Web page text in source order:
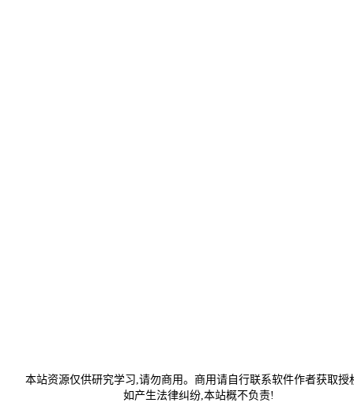
本站资源仅供研究学习,请勿商用。商用请自行联系软件作者获取授权
如产生法律纠纷,本站概不负责!